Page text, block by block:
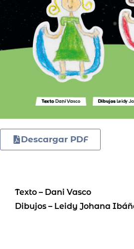
Descargar PDF
Texto – Dani Vasco
Dibujos – Leidy Johana